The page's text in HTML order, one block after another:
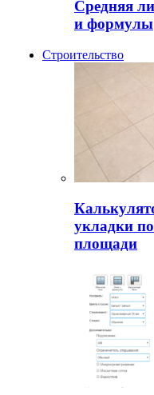
Средняя
и формулы
Строительство
укладки
площади